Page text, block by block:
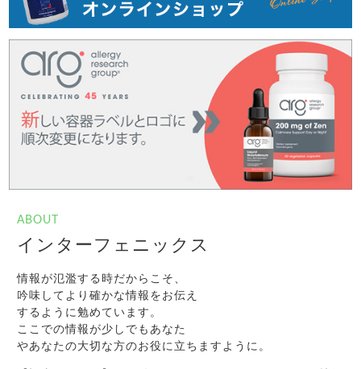
ABOUT
インターフェニックス
情報が氾濫する時だからこそ、
吟味してより確かな情報をお伝え
するように勉めています。
ここでの情報が少しでもあなた
やあなたの大切な方のお役に立ちますように。